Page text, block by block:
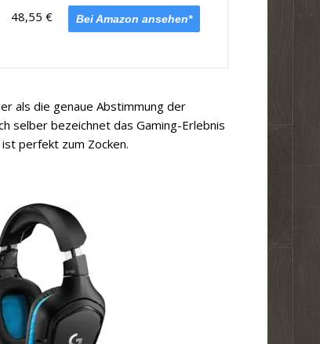
Bei Amazon ansehen*
48,55 €
als die genaue Abstimmung der
selber bezeichnet das Gaming-Erlebnis
perfekt zum Zocken.